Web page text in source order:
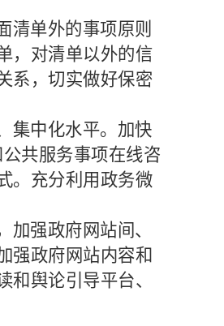
清单外的事项原则
，对清单以外的信
系，切实做好保密
集中化水平。加快
共服务事项在线咨
。充分利用政务微
强政府网站间、
强政府网站内容和
舆论引导平台、